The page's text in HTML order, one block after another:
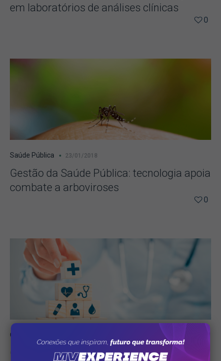
em laboratórios de análises clínicas
0
Saúde Pública 23/01/2018
Gestão da Saúde Pública: tecnologia apoia
combate a arboviroses
0
Operadora
Confira as garantias que os planos de